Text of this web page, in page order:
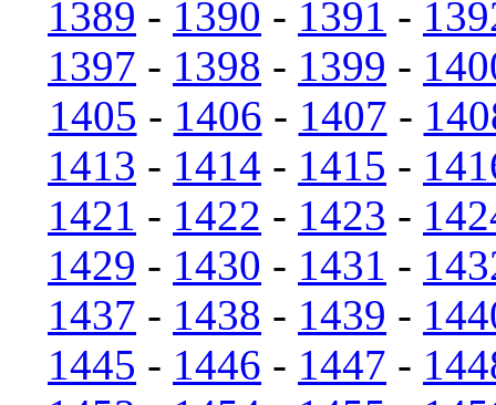
1389 - 1390 - 1391 -
1397 - 1398 - 1399 -
1405 - 1406 - 1407 -
1413 - 1414 - 1415 -
1421 - 1422 - 1423 -
1429 - 1430 - 1431 -
1437 - 1438 - 1439 -
1445 - 1446 - 1447 -